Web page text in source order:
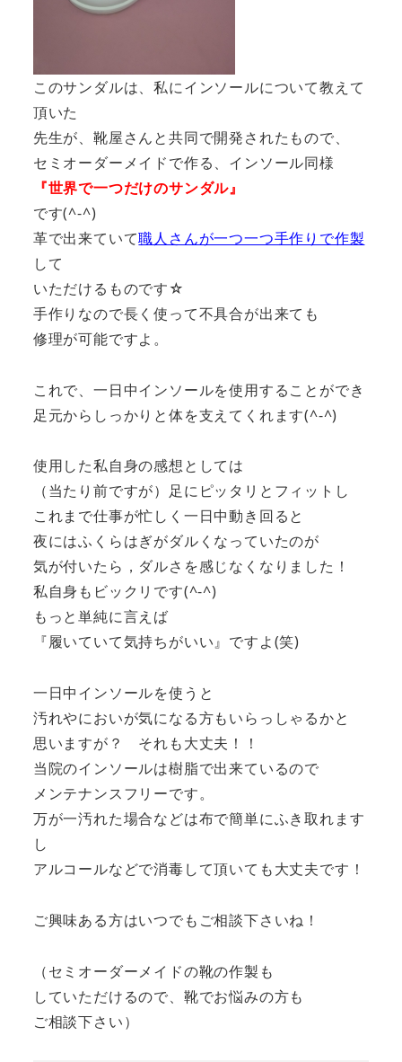
このサンダルは、私にインソールについて教えて
頂いた
先生が、靴屋さんと共同で開発されたもので、
セミオーダーメイドで作る、インソール同様
『世界で一つだけのサンダル』
です(^-^)
革で出来ていて職人さんが一つ一つ手作りで作製
して
いただけるものです☆
手作りなので長く使って不具合が出来ても
修理が可能ですよ。
これで、一日中インソールを使用することができ
足元からしっかりと体を支えてくれます(^-^)
使用した私自身の感想としては
（当たり前ですが）足にピッタリとフィットし
これまで仕事が忙しく一日中動き回ると
夜にはふくらはぎがダルくなっていたのが
気が付いたら，ダルさを感じなくなりました！
私自身もビックリです(^-^)
もっと単純に言えば
『履いていて気持ちがいい』ですよ(笑)
一日中インソールを使うと
汚れやにおいが気になる方もいらっしゃるかと
思いますが？ それも大丈夫！！
当院のインソールは樹脂で出来ているので
メンテナンスフリーです。
万が一汚れた場合などは布で簡単にふき取れます
し
アルコールなどで消毒して頂いても大丈夫です！
ご興味ある方はいつでもご相談下さいね！
（セミオーダーメイドの靴の作製も
していただけるので、靴でお悩みの方も
ご相談下さい）